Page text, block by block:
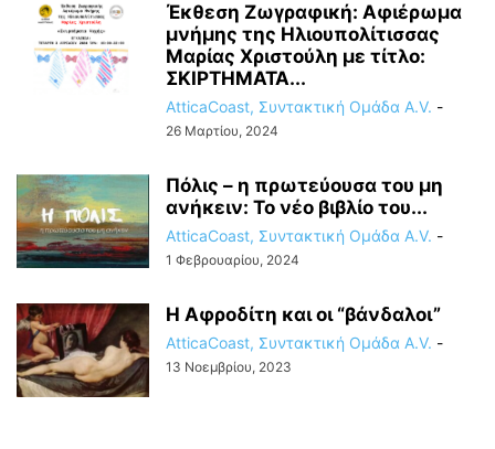
Έκθεση Ζωγραφική: Αφιέρωμα
μνήμης της Ηλιουπολίτισσας
Μαρίας Χριστούλη με τίτλο:
ΣΚΙΡΤΗΜΑΤΑ...
AtticaCoast, Συντακτική Ομάδα A.V. -
26 Μαρτίου, 2024
Πόλις – η πρωτεύουσα του μη
ανήκειν: Το νέο βιβλίο του...
AtticaCoast, Συντακτική Ομάδα A.V. -
1 Φεβρουαρίου, 2024
Η Αφροδίτη και οι “βάνδαλοι”
AtticaCoast, Συντακτική Ομάδα A.V. -
13 Νοεμβρίου, 2023